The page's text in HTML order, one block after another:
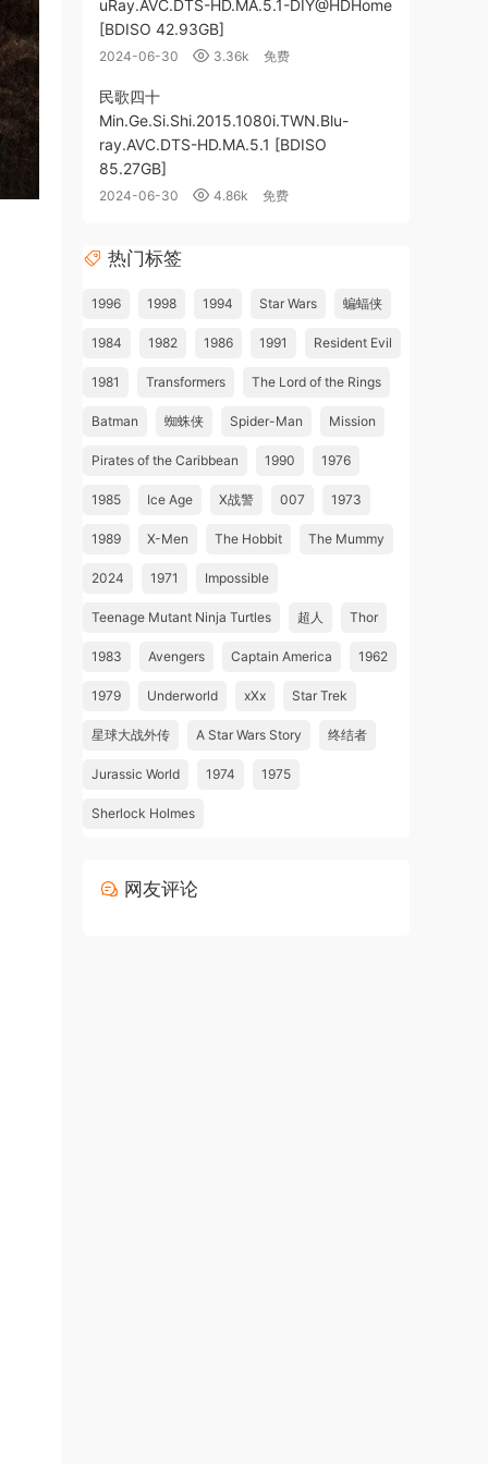
uRay.AVC.DTS-HD.MA.5.1-DIY@HDHome
[BDISO 42.93GB]
2024-06-30 3.36k 免费
民歌四十
Min.Ge.Si.Shi.2015.1080i.TWN.Blu-
ray.AVC.DTS-HD.MA.5.1 [BDISO
85.27GB]
2024-06-30 4.86k 免费
热门标签
1996 1998 1994 Star Wars 蝙蝠侠
1984 1982 1986 1991 Resident Evil
1981 Transformers The Lord of the Rings
Batman 蜘蛛侠 Spider-Man Mission
Pirates of the Caribbean 1990 1976
1985 Ice Age X战警 007 1973
1989 X-Men The Hobbit The Mummy
2024 1971 Impossible
Teenage Mutant Ninja Turtles 超人 Thor
1983 Avengers Captain America 1962
1979 Underworld xXx Star Trek
星球大战外传 A Star Wars Story 终结者
Jurassic World 1974 1975
Sherlock Holmes
网友评论